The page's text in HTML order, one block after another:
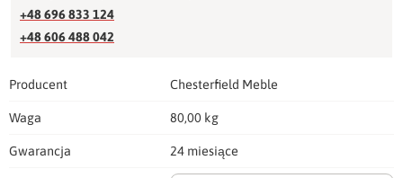
+48 696 833 124
+48 606 488 042
Producent Chesterfield Meble
Waga 80,00 kg
Gwarancja 24 miesiące